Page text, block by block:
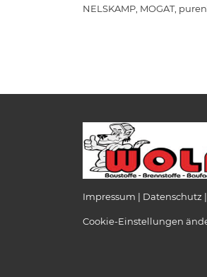
NELSKAMP, MOGAT, puren
Impressum Datenschutz
Cookie-Einstellungen